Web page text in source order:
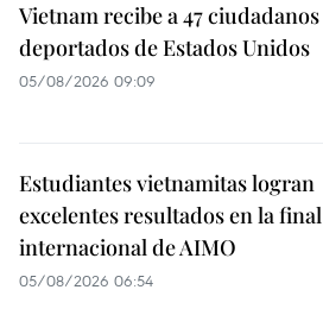
Vietnam recibe a 47 ciudadanos
deportados de Estados Unidos
05/08/2026 09:09
Estudiantes vietnamitas logran
excelentes resultados en la final
internacional de AIMO
05/08/2026 06:54